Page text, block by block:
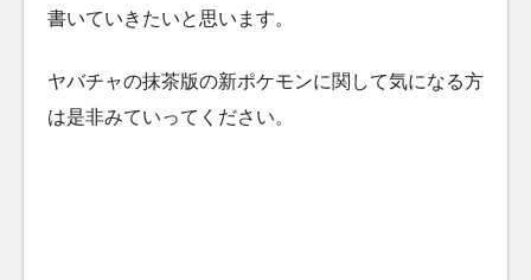
書いていきたいと思います。
ヤバチャの抹茶版の新ポケモンに関して気になる方
は是非みていってください。